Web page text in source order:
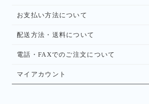
お支払い方法について
配送方法・送料について
電話・FAXでのご注文について
マイアカウント